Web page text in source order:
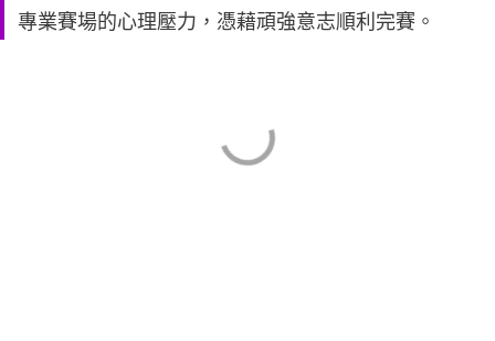
專業賽場的心理壓力，憑藉頑強意志順利完賽。